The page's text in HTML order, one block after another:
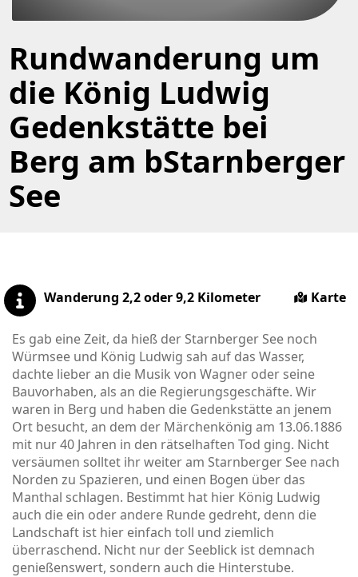
Rundwanderung um
die König Ludwig
Gedenkstätte bei
Berg am bStarnberger
See
Wanderung 2,2 oder 9,2 Kilometer Karte
Es gab eine Zeit, da hieß der Starnberger See noch
Würmsee und König Ludwig sah auf das Wasser,
dachte lieber an die Musik von Wagner oder seine
Bauvorhaben, als an die Regierungsgeschäfte. Wir
waren in Berg und haben die Gedenkstätte an jenem
Ort besucht, an dem der Märchenkönig am 13.06.1886
mit nur 40 Jahren in den rätselhaften Tod ging. Nicht
versäumen solltet ihr weiter am Starnberger See nach
Norden zu Spazieren, und einen Bogen über das
Manthal schlagen. Bestimmt hat hier König Ludwig
auch die ein oder andere Runde gedreht, denn die
Landschaft ist hier einfach toll und ziemlich
überraschend. Nicht nur der Seeblick ist demnach
genießenswert, sondern auch die Hinterstube.